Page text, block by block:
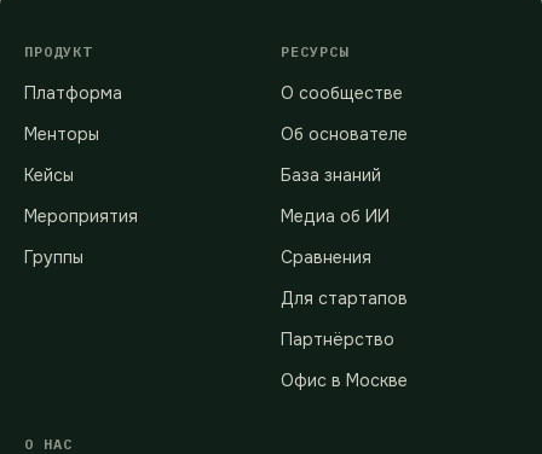
ПРОДУКТ
Платформа
Менторы
Кейсы
Мероприятия
Группы
РЕСУРСЫ
О сообществе
Об основателе
База знаний
Медиа об ИИ
Сравнения
Для стартапов
Партнёрство
Офис в Москве
О НАС